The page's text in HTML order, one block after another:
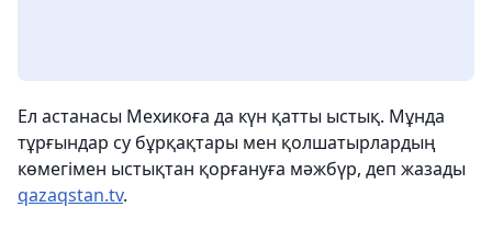
Ел астанасы Мехикоға да күн қатты ыстық. Мұнда
тұрғындар су бұрқақтары мен қолшатырлардың
көмегімен ыстықтан қорғануға мәжбүр, деп жазады
qazaqstan.tv.